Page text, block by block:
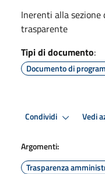
Inerenti alla
trasparente
Tipi di documento:
Documento di
Condividi Vedi
Argomenti:
Trasparenza